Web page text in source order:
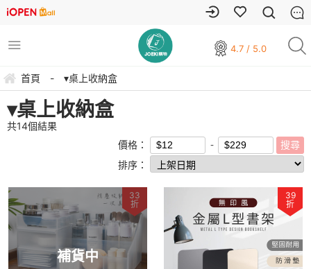
4.7 / 5.0
首頁 - ▾桌上收納盒
▾桌上收納盒
共14個結果
價格：
排序：
補貨中
33
折
39
折